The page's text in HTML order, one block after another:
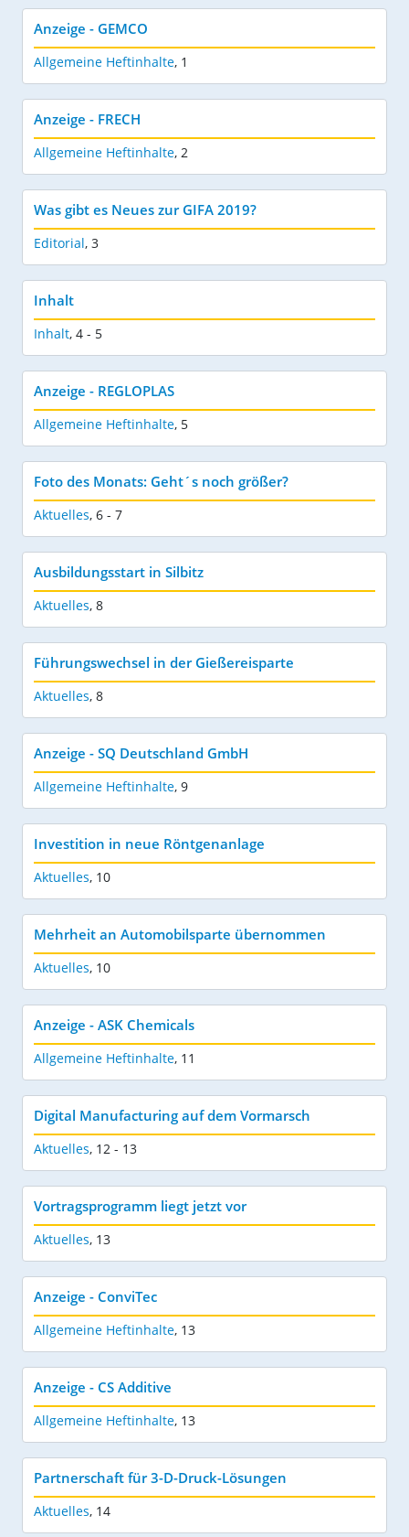
Anzeige - GEMCO
Allgemeine Heftinhalte, 1
Anzeige - FRECH
Allgemeine Heftinhalte, 2
Was gibt es Neues zur GIFA 2019?
Editorial, 3
Inhalt
Inhalt, 4 - 5
Anzeige - REGLOPLAS
Allgemeine Heftinhalte, 5
Foto des Monats: Geht´s noch größer?
Aktuelles, 6 - 7
Ausbildungsstart in Silbitz
Aktuelles, 8
Führungswechsel in der Gießereisparte
Aktuelles, 8
Anzeige - SQ Deutschland GmbH
Allgemeine Heftinhalte, 9
Investition in neue Röntgenanlage
Aktuelles, 10
Mehrheit an Automobilsparte übernommen
Aktuelles, 10
Anzeige - ASK Chemicals
Allgemeine Heftinhalte, 11
Digital Manufacturing auf dem Vormarsch
Aktuelles, 12 - 13
Vortragsprogramm liegt jetzt vor
Aktuelles, 13
Anzeige - ConviTec
Allgemeine Heftinhalte, 13
Anzeige - CS Additive
Allgemeine Heftinhalte, 13
Partnerschaft für 3-D-Druck-Lösungen
Aktuelles, 14